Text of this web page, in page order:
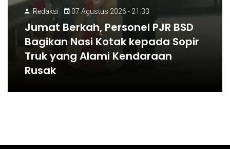
Redaksi 07 Agustus 2026 - 21:33
Jumat Berkah, Personel PJR BSD
Bagikan Nasi Kotak kepada Sopir
Truk yang Alami Kendaraan
Rusak